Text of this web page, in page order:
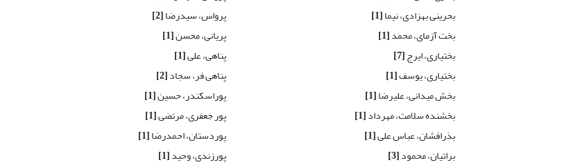
بحرینی بهزادی، نیما[1]
بخت آزمای، محمد[1]
بختیاری، ایرج[7]
بختیاری، یوسف[1]
بخش میدانی، علیرضا[1]
بخشنده سلامت، مهرداد[1]
بذرافشان، عباس علی[1]
براتیان، محمود[3]
پرواس، سیدرضا[2]
پریانی، محسن[1]
پناهی، علی[1]
پناهی فر، سجاد[2]
پوراسکندر، حسین[1]
پور جعفری، مرتضی[1]
پوردستان، احمدرضا[1]
پورزندی، وحید[1]